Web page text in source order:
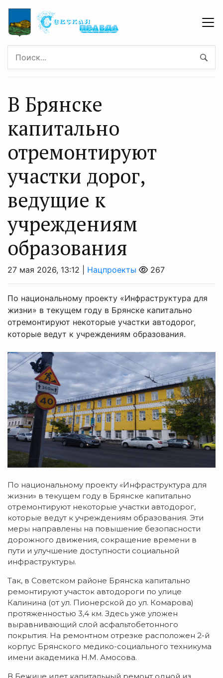
В Брянске
капитально
отремонтируют
участки дорог,
ведущие к
учреждениям
образования
27 мая 2026, 13:12 | Нацпроекты 267
По национальному проекту «Инфраструктура для
жизни» в текущем году в Брянске капитально
отремонтируют некоторые участки автодорог,
которые ведут к учреждениям образования.
По национальному проекту «Инфраструктура для
жизни» в текущем году в Брянске капитально
отремонтируют некоторые участки автодорог,
которые ведут к учреждениям образования. Эти
меры направлены на повышение безопасности
дорожного движения, сокращение времени в
пути и улучшение доступности социальной
инфраструктуры.
Так, в Советском районе Брянска капитально
ремонтируют участок автодороги по улице
Калинина (от ул. Пионерской до ул. Комарова)
протяженностью 3,4 км. Здесь уже уложен
выравнивающий слой асфальтобетонного
покрытия. На ремонтном отрезке расположен 2-й
корпус Брянского медико-социального техникума
имени академика Н.М. Амосова.